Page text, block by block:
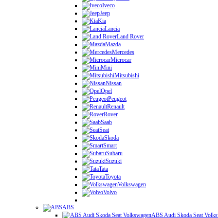
Iveco
Jeep
Kia
Lancia
Land Rover
Mazda
Mercedes
Microcar
Mini
Mitsubishi
Nissan
Opel
Peugeot
Renault
Rover
Saab
Seat
Skoda
Smart
Subaru
Suzuki
Tata
Toyota
Volkswagen
Volvo
ABS
ABS Audi Skoda Seat